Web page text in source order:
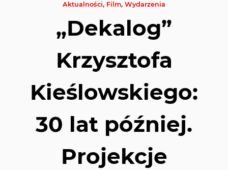
Aktualności, Film, Wydarzenia
„Dekalog”
Krzysztofa
Kieślowskiego:
30 lat później.
Projekcje